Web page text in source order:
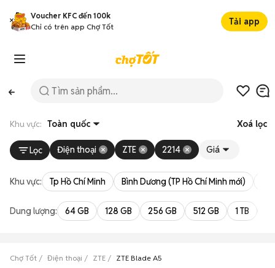
Voucher KFC đến 100k
Chỉ có trên app Chợ Tốt
Tải app
Khu vực: Toàn quốc Xoá lọc
Lọc Điện thoại ZTE 2214 Giá
Khu vực: Tp Hồ Chí Minh Bình Dương (TP Hồ Chí Minh mới)
Dung lượng: 64 GB 128 GB 256 GB 512 GB 1 TB
Chợ Tốt Điện thoại ZTE ZTE Blade A5